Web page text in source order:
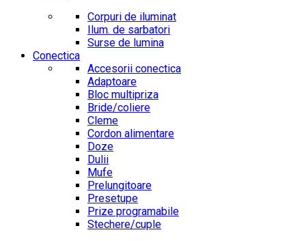
Corpuri de iluminat
Ilum. de sarbatori
Surse de lumina
Conectica
Accesorii conectica
Adaptoare
Bloc multipriza
Bride/coliere
Cleme
Cordon alimentare
Doze
Dulii
Mufe
Prelungitoare
Presetupe
Prize programabile
Stechere/cuple